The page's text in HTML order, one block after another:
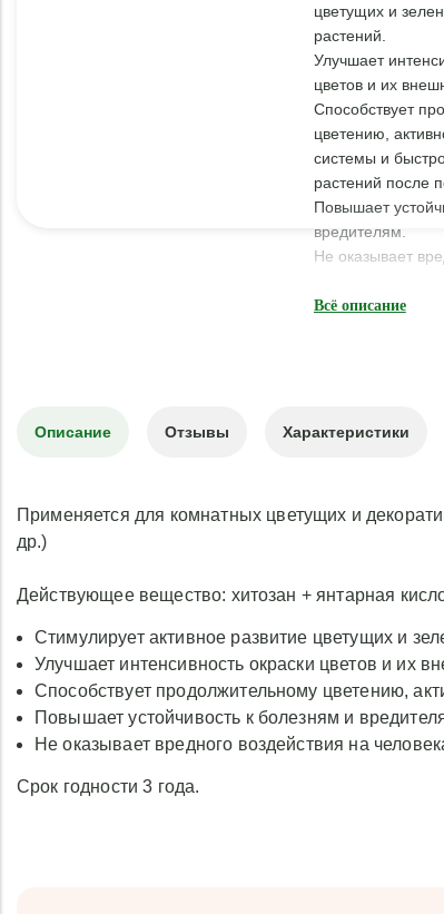
цветущих и
растений.
Улучшает
цветов и их
Способствует
цветению,
системы и
растений после
Повышает
вредителям.
Не оказывает
Всё описание
Описание Отзывы Характеристики
Применяется для комнатных цветущих и
др.)
Действующее вещество: хитозан + янтарная
Стимулирует активное развитие цветущих и
Улучшает интенсивность окраски цветов и их
Способствует продолжительному цветению,
Повышает устойчивость к болезням и
Не оказывает вредного воздействия на
Срок годности 3 года.